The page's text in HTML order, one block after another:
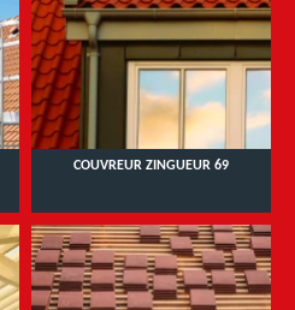
COUVREUR ZINGUEUR 69